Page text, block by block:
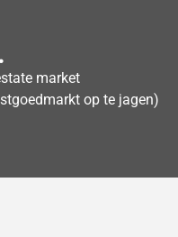
market
op te jagen)